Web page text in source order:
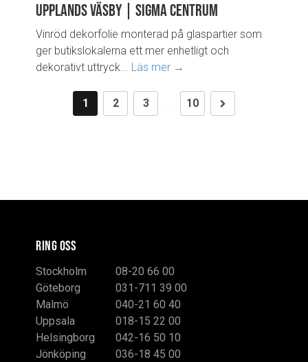
Upplands Väsby | Sigma Centrum
Vinröd dekorfolie monterad på glaspartier som
ger butikslokalerna ett mer enhetligt och
dekorativt uttryck... Läs mer →
1 2 3 ... 10
RING OSS
Stockholm
08-20 66 00
Göteborg
031-711 39 00
Malmö
040-21 60 40
Uppsala
018-15 22 00
Helsingborg
042-16 50 10
Jönköping
036-18 45 00